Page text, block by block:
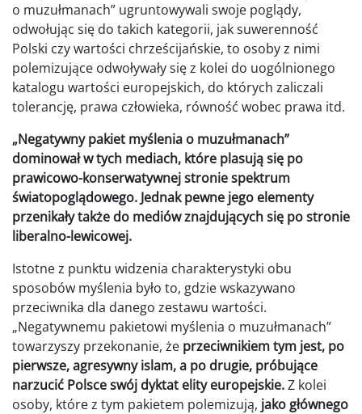
o muzułmanach” ugruntowywali swoje poglądy,
odwołując się do takich kategorii, jak suwerenność
Polski czy wartości chrześcijańskie, to osoby z nimi
polemizujące odwoływały się z kolei do uogólnionego
katalogu wartości europejskich, do których zaliczali
tolerancję, prawa człowieka, równość wobec prawa itd.
„Negatywny pakiet myślenia o muzułmanach”
dominował w tych mediach, które plasują się po
prawicowo-konserwatywnej stronie spektrum
światopoglądowego. Jednak pewne jego elementy
przenikały także do mediów znajdujących się po stronie
liberalno-lewicowej.
Istotne z punktu widzenia charakterystyki obu
sposobów myślenia było to, gdzie wskazywano
przeciwnika dla danego zestawu wartości.
„Negatywnemu pakietowi myślenia o muzułmanach”
towarzyszy przekonanie, że przeciwnikiem tym jest, po
pierwsze, agresywny islam, a po drugie, próbujące
narzucić Polsce swój dyktat elity europejskie.Z kolei
osoby, które z tym pakietem polemizują, jako głównego